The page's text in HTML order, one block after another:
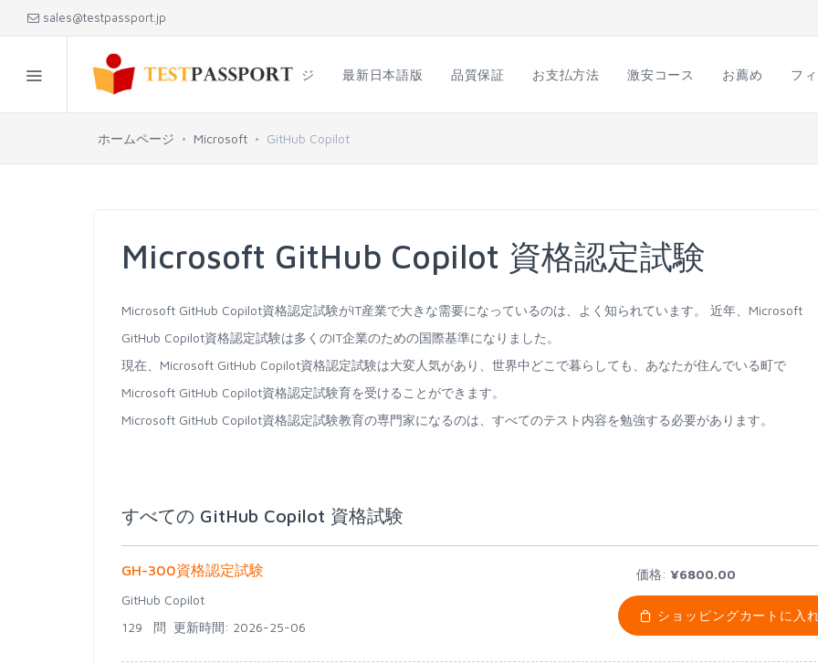
sales@testpassport.jp
ホームページ 最新日本語版 品質保証 お支払方法 激安コース お薦め フ
ホームページ Microsoft GitHub Copilot
Microsoft GitHub Copilot 資格認定試験
Microsoft GitHub Copilot資格認定試験がIT産業で大きな需要になっているのは、よく知られています。 近年、Microsoft
GitHub Copilot資格認定試験は多くのIT企業のための国際基準になりました。
現在、Microsoft GitHub Copilot資格認定試験は大変人気があり、世界中どこで暮らしても、あなたが住んでいる町で
Microsoft GitHub Copilot資格認定試験育を受けることができます。
Microsoft GitHub Copilot資格認定試験教育の専門家になるのは、すべてのテスト内容を勉強する必要があります。
すべての GitHub Copilot 資格試験
GH-300資格認定試験
GitHub Copilot
129 問 更新時間: 2026-25-06
価格: ¥6800.00
ショッピングカートに入